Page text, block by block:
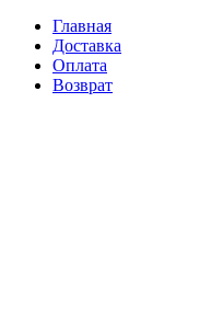
Главная
Доставка
Оплата
Возврат